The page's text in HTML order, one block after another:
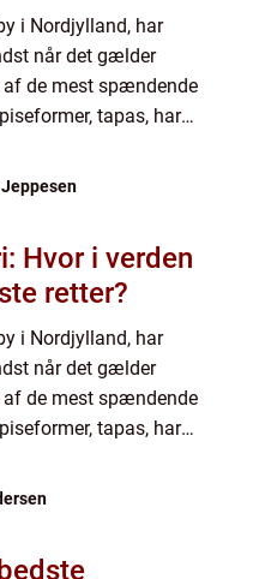
i Nordjylland, har
når det gælder
af de mest spændende
tapas, har
Hvor i verden
retter?
i Nordjylland, har
når det gælder
af de mest spændende
tapas, har